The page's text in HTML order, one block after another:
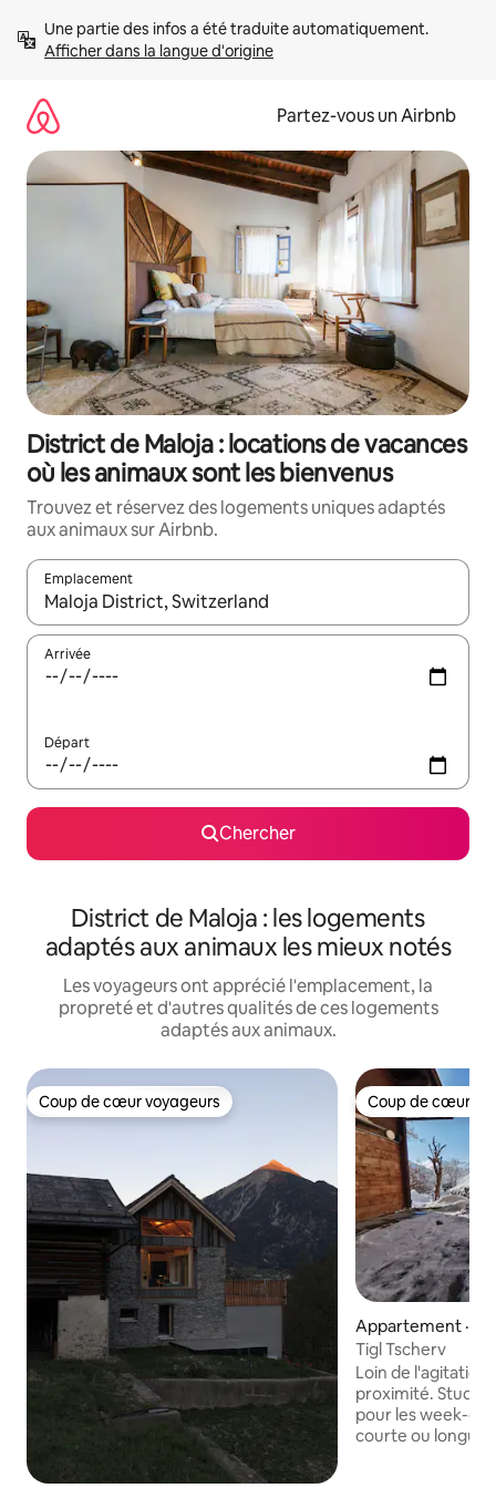
directement
Afficher dans la langue d'origine
Partez-vous un Airbnb
District de Maloja : locations de vacances
où les animaux sont les bienvenus
Trouvez et réservez des logements uniques adaptés
aux animaux sur Airbnb.
Emplacement
Quand les résultats sont affichés, parcourez-les en utilisant
Arrivée
Départ
Chercher
District de Maloja : les logements
adaptés aux animaux les mieux notés
Les voyageurs ont apprécié l'emplacement, la
propreté et d'autres qualités de ces logements
adaptés aux animaux.
Coup de cœur voyageurs
Coup de cœur voyageurs Coup de cœur
Coup de cœur
Appartement ·
Tigl Tscherv
Loin de
proximité. Studio récemment rénové
pour les week-
courte ou longue